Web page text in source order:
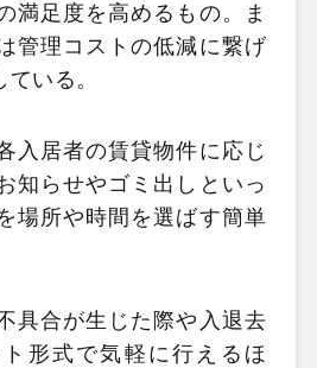
満足度を高めるもの。ま
管理コストの低減に繋げ
いる。
入居者の賃貸物件に応じ
知らせやゴミ出しといっ
場所や時間を選ばす簡単
具合が生じた際や入退去
形式で気軽に行えるほ